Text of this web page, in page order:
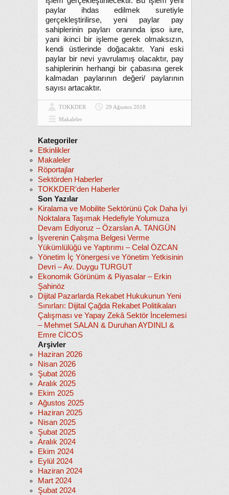
paylar ihdas edilmek suretiyle
gerçekleştirilirse, yeni paylar pay
sahiplerinin payları oranında ipso iure,
yani ikinci bir işleme gerek olmaksızın,
kendi üstlerinde doğacaktır. Yani eski
paylar bir nevi yavrulamış olacaktır, pay
sahiplerinin herhangi bir çabasına gerek
kalmadan paylarının değeri/ paylarının
sayısı artacaktır.
TOKKDER
29 Ağustos 2018
Makaleler
Kategoriler
Etkinlikler
Makaleler
Röportajlar
Sektörden Haberler
TOKKDER'den Haberler
Son Yazılar
Kiralama ve Mobilite Sektörünü Çok Daha İyi
Noktalara Taşımak Hedefiyle Yolumuza
Devam Ediyoruz – Özarslan A. TANGÜN
İşverenin Çalışma Belgesi Verme
Yükümlülüğü ve Yaptırımı – Celal ÖZCAN
Yönetim İç Yönergesi ve Yönetim Yetkisinin
Devri – Av. Duygu TURGUT
Ekonomik Görünüm & Piyasalar – Erkin
Şahinöz
Dijital Pazarlarda Rekabet Hukukunun Yeni
Sınırları: Dijital Çağda Rekabet Politikaları
Çalışması ve Yapay Zekâ Sektör İncelemesi
– Mehmet SALAN & Duruhan AYDINLI &
Emre CİCOS
Arşivler
Haziran 2026
Nisan 2026
Şubat 2026
Aralık 2025
Ekim 2025
Ağustos 2025
Haziran 2025
Nisan 2025
Şubat 2025
Aralık 2024
Ekim 2024
Eylül 2024
Haziran 2024
Mart 2024
Şubat 2024